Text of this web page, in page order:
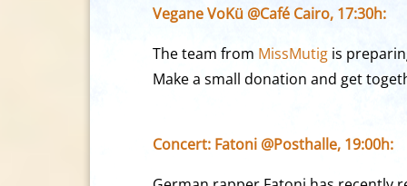
Vegane VoKü @Café Cairo, 17:30h:
The team from MissMutig is
Make a small donation and get
Concert: Fatoni @Posthalle, 19:00h: